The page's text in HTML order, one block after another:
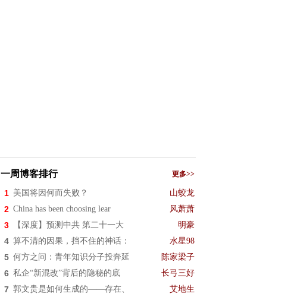
一周博客排行 更多>>
1 美国将因何而失败？ 山蛟龙
2 China has been choosing lear 风萧萧
3 【深度】预测中共 第二十一大 明豪
4 算不清的因果，挡不住的神话： 水星98
5 何方之问：青年知识分子投奔延 陈家梁子
6 私企“新混改”背后的隐秘的底 长弓三好
7 郭文贵是如何生成的——存在、 艾地生